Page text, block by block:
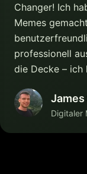
Changer! Ich
Memes
professionell
die Decke – ich
Digitaler